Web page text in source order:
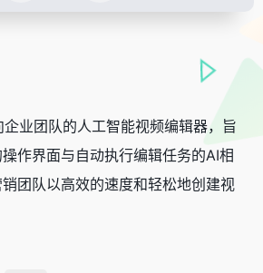
业团队的人工智能视频编辑器，旨
作界面与自动执行编辑任务的AI相
团队以高效的速度和轻松地创建视